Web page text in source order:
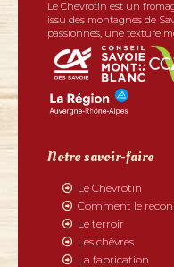
Le Chevrotin est un
issu des montagnes de
passionnés, une texture
Notre savoir-faire
Le Chevrotin
Comment le
Le terroir
Les chèvres
La fabrication